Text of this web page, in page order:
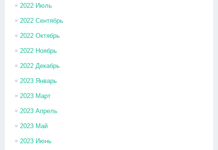
2022 Июль
2022 Сентябрь
2022 Октябрь
2022 Ноябрь
2022 Декабрь
2023 Январь
2023 Март
2023 Апрель
2023 Май
2023 Июнь